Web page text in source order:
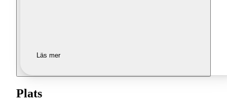
Läs mer
Plats